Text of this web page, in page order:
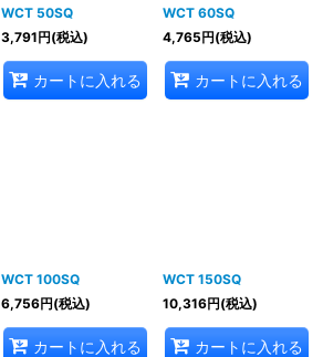
WCT 50SQ
3,791円(税込)
カートに入れる
WCT 60SQ
4,765円(税込)
カートに入れる
WCT 100SQ
6,756円(税込)
カートに入れる
WCT 150SQ
10,316円(税込)
カートに入れる